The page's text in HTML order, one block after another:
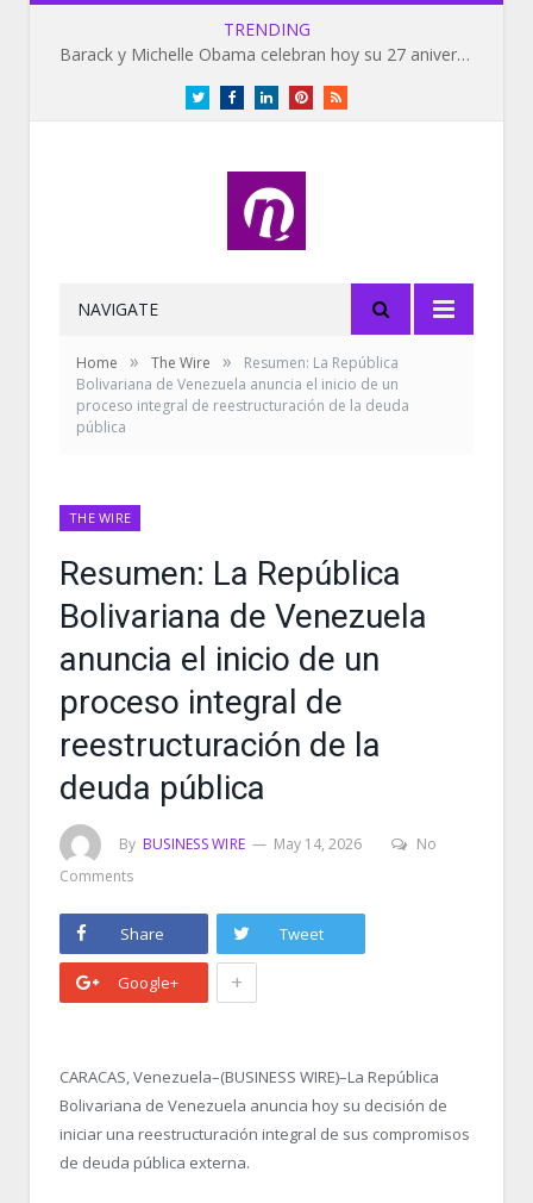
TRENDING
Barack y Michelle Obama celebran hoy su 27 aniversario de bodas
TwitterFacebookLinkedInPinterestRSS
NAVIGATE
Home » The Wire »
Resumen: La República
Bolivariana de Venezuela anuncia el inicio de un
proceso integral de reestructuración de la deuda
pública
THE WIRE
Resumen: La República
Bolivariana de Venezuela
anuncia el inicio de un
proceso integral de
reestructuración de la
deuda pública
By BUSINESS WIRE May 14, 2026
No
Comments
Share Tweet
Google+ +
CARACAS, Venezuela–(BUSINESS WIRE)–La República
Bolivariana de Venezuela anuncia hoy su decisión de
iniciar una reestructuración integral de sus compromisos
de deuda pública externa.